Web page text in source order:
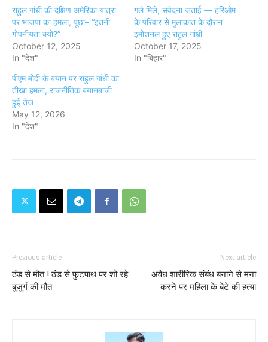
राहुल गांधी की दक्षिण अमेरिका यात्रा
पर भाजपा का हमला, पूछा– “इतनी
गोपनीयता क्यों?”
October 12, 2025
In "देश"
गले मिले, संवेदना जताई — हरिओम
के परिवार से मुलाकात के दौरान
इमोशनल हुए राहुल गांधी
October 17, 2025
In "बिहार"
पीएम मोदी के बयान पर राहुल गांधी का
तीखा हमला, राजनीतिक बयानबाजी
हुई तेज
May 12, 2026
In "देश"
Previous article
ठंड से मौत ! ठंड से फुटपाथ पर शो रहे
बुजुर्ग की मौत
Next article
अवैध शारीरिक संबंध बनाने से मना
करने पर महिला के बेटे की हत्या